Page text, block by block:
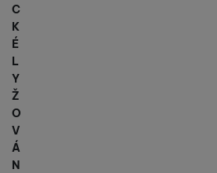
C
K
É
L
Y
Ž
O
V
Á
N